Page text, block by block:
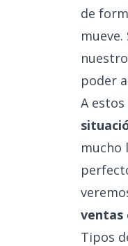
de
poder
A
mucho
ventas
Tipos